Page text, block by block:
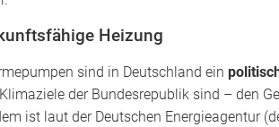
Heizung
sind in Deutschland ein
der Bundesrepublik sind – den
ist laut der Deutschen Energieagentur